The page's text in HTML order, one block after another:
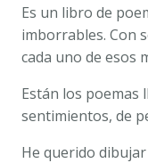
PÉREZ
cantidad
Es un libro de
imborrables. Con
cada uno de esos
Están los poemas
sentimientos, de
He querido